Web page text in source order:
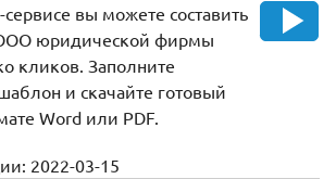
вы можете составить
ООО юридической фирмы
кликов. Заполните
и скачайте готовый
Word или PDF.
2022-03-15